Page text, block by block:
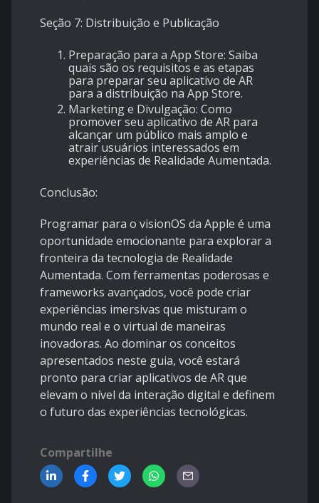
Seção 7: Distribuição e Publicação
Preparação para a App Store: Saiba
quais são os requisitos e as etapas
para preparar seu aplicativo de AR
para a distribuição na App Store.
Marketing e Divulgação: Como
promover seu aplicativo de AR para
alcançar um público mais amplo e
atrair usuários interessados em
experiências de Realidade Aumentada.
Conclusão:
Programar para o visionOS da Apple é uma
oportunidade emocionante para explorar a
fronteira da tecnologia de Realidade
Aumentada. Com ferramentas poderosas e
frameworks avançados, você pode criar
experiências imersivas que misturam o
mundo real e o virtual de maneiras
inovadoras. Ao dominar os conceitos
apresentados neste guia, você estará
pronto para criar aplicativos de AR que
elevam o nível da interação digital e definem
o futuro das experiências tecnológicas.
Compartilhe